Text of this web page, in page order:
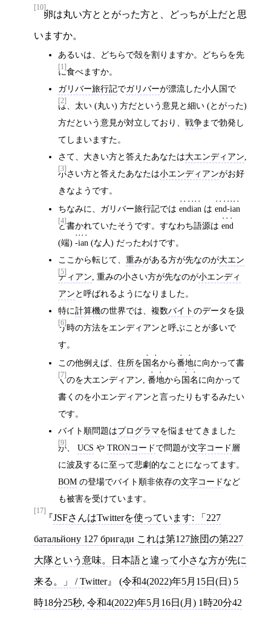
[10]
卵は丸い方ととがった方と、どっちが上だと思
いますか。
[1]
あるいは、どちらで殻を割りますか。どちらを先
に食べますか。
[2]
ガリバー旅行記でガリバーが漂流した小人国で
は、太い (丸い) 方だという意見と細い (とがった)
方だという意見が対立しており、 戦争まで勃発し
てしまいますた。
[3]
さて、大きい方と答えたあなたは大エンディアン,
小さい方と答えたあなたは小エンディアンがお好
きなようです。
[4]
ちなみに、ガリバー旅行記では endian は end-ian
と書かれていたそうです。すなわち語源は end
(端) -ian (な人) だったわけです。
[5]
ここから転じて、 重みがある方が先なのが大エン
ディアン, 重みの小さい方が先なのが小エンディ
アンと呼ばれるようになりました。
[6]
特に計算機の世界では、複数バイトのデータを扱
う時の方法をエンディアンと呼ぶことが多いで
す。
[7]
この他例えば、 住所を国名から番地に向かって書
くのを大エンディアン, 番地から国名に向かって
書くのを小エンディアンと言ったりもするみたい
です。
[9]
バイト順問題はプログラマを悩ませてきました
が、 UCS や TRONコードで問題が文字コード層
に波及するに至って悲劇的なことになってます。
BOM の登場でバイト順非依存の文字コードなど
も被害を受けています。
[17]
JSFさんはTwitterを使っています: 「227
батальйону 127 бригади これは第127旅団の第227
大隊という意味。日本語と違って小さな方が先に
来る。」 / Twitter (令和4(2022)年5月15日(日) 5
時18分25秒, 令和4(2022)年5月16日(月) 1時20分42